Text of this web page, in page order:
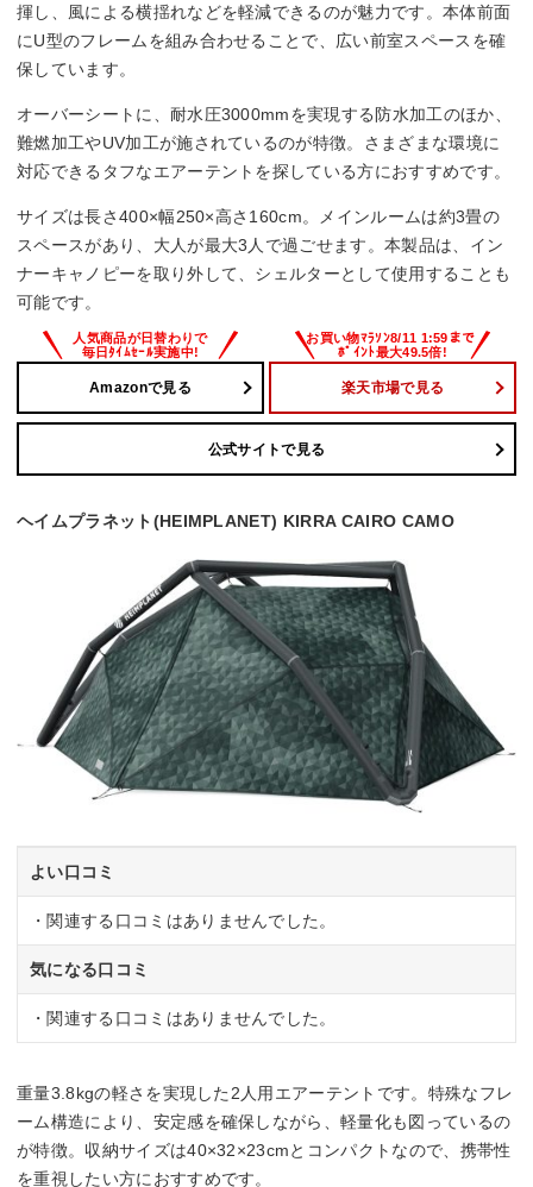
揮し、風による横揺れなどを軽減できるのが魅力です。本体前面
にU型のフレームを組み合わせることで、広い前室スペースを確
保しています。
オーバーシートに、耐水圧3000mmを実現する防水加工のほか、
難燃加工やUV加工が施されているのが特徴。さまざまな環境に
対応できるタフなエアーテントを探している方におすすめです。
サイズは長さ400×幅250×高さ160cm。メインルームは約3畳の
スペースがあり、大人が最大3人で過ごせます。本製品は、イン
ナーキャノピーを取り外して、シェルターとして使用することも
可能です。
Amazonで見る 楽天市場で見る
公式サイトで見る
ヘイムプラネット(HEIMPLANET) KIRRA CAIRO CAMO
よい口コミ
・関連する口コミはありませんでした。
気になる口コミ
・関連する口コミはありませんでした。
重量3.8kgの軽さを実現した2人用エアーテントです。特殊なフレ
ーム構造により、安定感を確保しながら、軽量化も図っているの
が特徴。収納サイズは40×32×23cmとコンパクトなので、携帯性
を重視したい方におすすめです。